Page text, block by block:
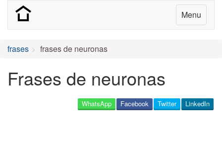
Menu
frases frases de neuronas
Frases de neuronas
LinkedIn
Twitter
Facebook
WhatsApp